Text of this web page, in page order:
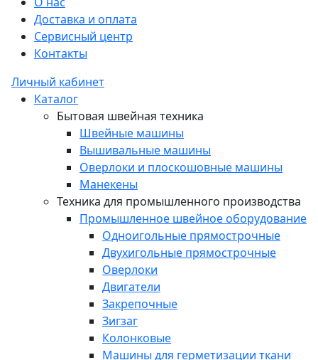
Доставка и оплата
Сервисный центр
Контакты
Личный кабинет
Каталог
Бытовая швейная техника
Швейные машины
Вышивальные машины
Оверлоки и плоскошовные машины
Манекены
Техника для промышленного производства
Промышленное швейное оборудование
Одноигольные прямострочные
Двухигольные прямострочные
Оверлоки
Двигатели
Закрепочные
Зигзаг
Колонковые
Машины для герметизации ткани